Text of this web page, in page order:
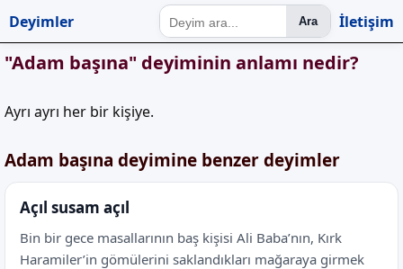
Deyimler Ara İletişim
"Adam başına" deyiminin anlamı nedir?
Ayrı ayrı her bir kişiye.
Adam başına deyimine benzer deyimler
Açıl susam açıl
Bin bir gece masallarının baş kişisi Ali Baba’nın, Kırk
Haramiler’in gömülerini saklandıkları mağaraya girmek